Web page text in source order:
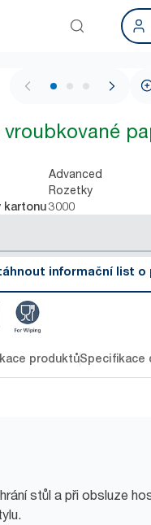
1 / 3
Advanced
Rozetky
kartonu3000
informační list o
produktůSpecifikace
stůl a při obsluze